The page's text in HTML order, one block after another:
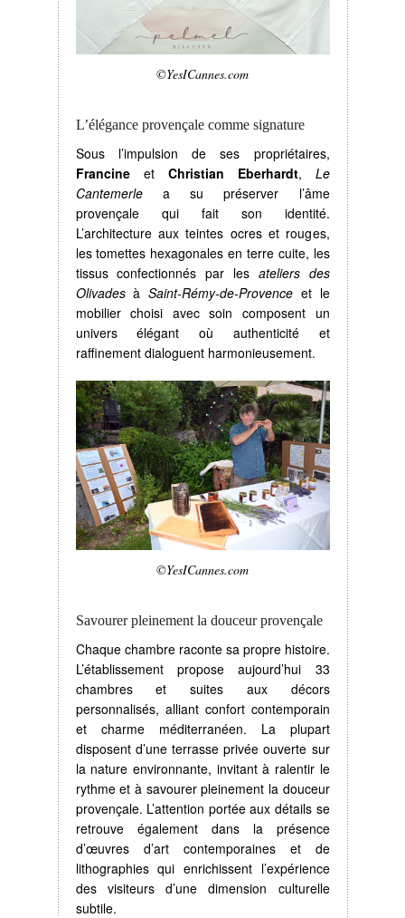
©YesICannes.com
L’élégance provençale comme signature
Sous l’impulsion de ses propriétaires,
Francineet Christian Eberhardt, Le
Cantemerlea su préserver l’âme
provençale qui fait son identité.
L’architecture aux teintes ocres et rouges,
les tomettes hexagonales en terre cuite, les
tissus confectionnés par les ateliers des
Olivadesà Saint-Rémy-de-Provence et le
mobilier choisi avec soin composent un
univers élégant où authenticité et
raffinement dialoguent harmonieusement.
©YesICannes.com
Savourer pleinement la douceur provençale
Chaque chambre raconte sa propre histoire.
L’établissement propose aujourd’hui 33
chambres et suites aux décors
personnalisés, alliant confort contemporain
et charme méditerranéen. La plupart
disposent d’une terrasse privée ouverte sur
la nature environnante, invitant à ralentir le
rythme et à savourer pleinement la douceur
provençale. L’attention portée aux détails se
retrouve également dans la présence
d’œuvres d’art contemporaines et de
lithographies qui enrichissent l’expérience
des visiteurs d’une dimension culturelle
subtile.